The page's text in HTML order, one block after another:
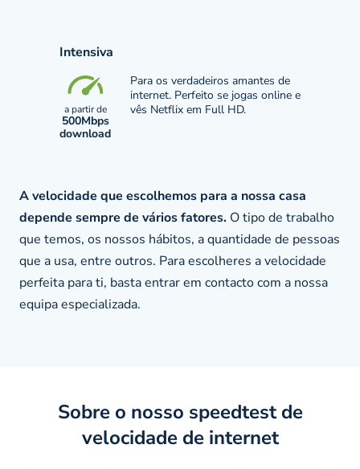
Intensiva
a partir de
500Mbps
download
Para os verdadeiros amantes de
internet. Perfeito se jogas online e
vês Netflix em Full HD.
A velocidade que escolhemos para a nossa casa
depende sempre de vários fatores. O tipo de trabalho
que temos, os nossos hábitos, a quantidade de pessoas
que a usa, entre outros. Para escolheres a velocidade
perfeita para ti, basta entrar em contacto com a nossa
equipa especializada.
Sobre o nosso speedtest de
velocidade de internet